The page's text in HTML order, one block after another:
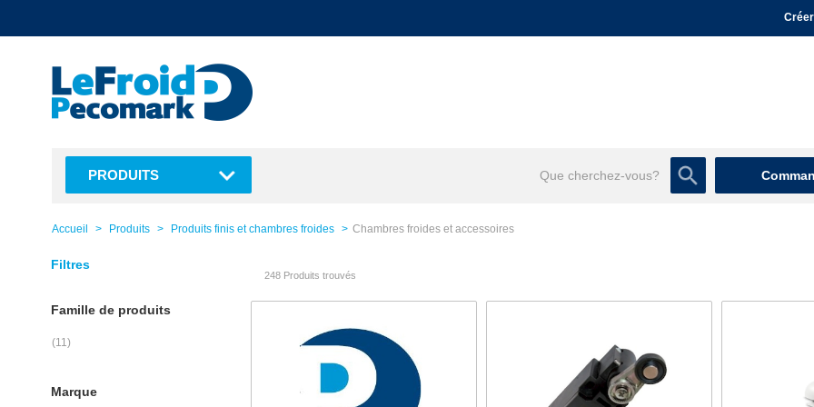
PRODUITS
Accueil Produits Produits finis et chambres froides Chambres froides et accessoires
Filtres
Famille de produits
(11)
Marque
248 Produits trouvés